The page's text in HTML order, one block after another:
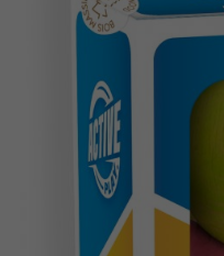
Bøger
Applikationer
Arkiverede
Suomi
Français
Norsk
Polski